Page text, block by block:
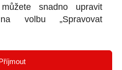
snadno upravit
volbu „Spravovat
Ochrana